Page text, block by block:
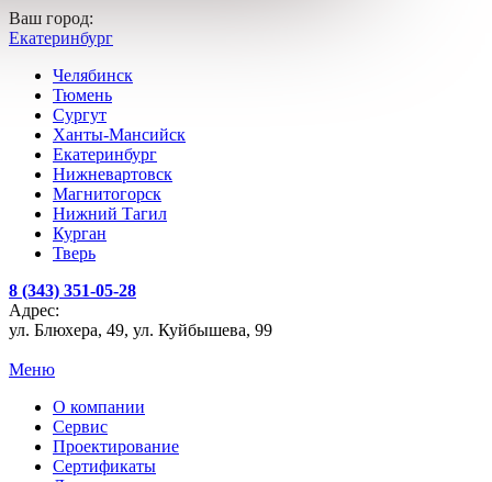
Ваш город:
Екатеринбург
Челябинск
Тюмень
Сургут
Ханты-Мансийск
Екатеринбург
Нижневартовск
Магнитогорск
Нижний Тагил
Курган
Тверь
8 (343) 351-05-28
Адрес:
ул. Блюхера, 49, ул. Куйбышева, 99
Меню
О компании
Сервис
Проектирование
Сертификаты